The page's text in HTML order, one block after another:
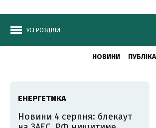
УСІ РОЗДІЛИ
НОВИНИ
ЕНЕРГЕТИКА
Новини 4 серпня: блекаут